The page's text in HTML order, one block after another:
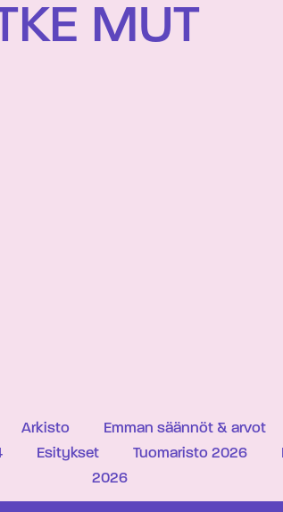
MUT
Arkisto Emman säännöt & arvot
Esitykset Tuomaristo 2026
2026